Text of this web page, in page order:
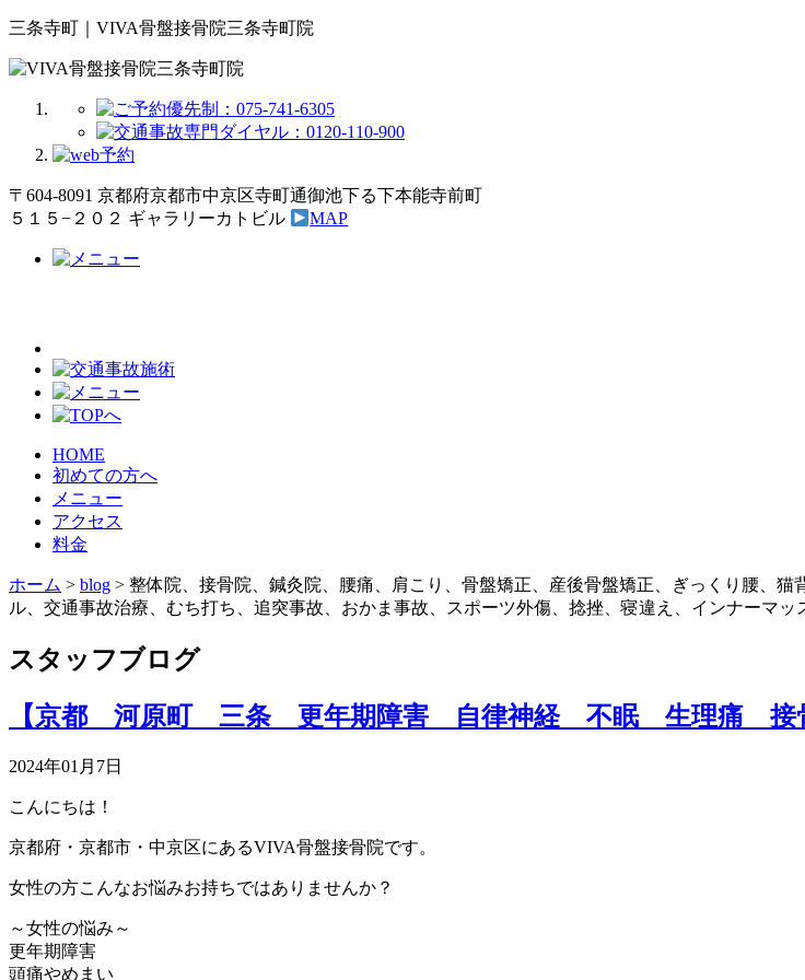
三条寺町｜VIVA骨盤接骨院三条寺町院
〒604-8091 京都府京都市中京区寺町通御池下る下本能寺前町
５１５−２０２ ギャラリーカトビル
MAP
HOME
初めての方へ
メニュー
アクセス
料金
ホーム > blog > 整体院、接骨院、鍼灸院、腰痛、肩こり、骨盤矯正、産後骨盤矯正、ぎっくり腰、
ル、交通事故治療、むち打ち、追突事故、おかま事故、スポーツ外傷、捻挫、寝違え、インナーマ
スタッフブログ
【京都 河原町 三条 更年期障害 自律神経 不眠 生理痛 接骨
2024年01月7日
こんにちは！
京都府・京都市・中京区にあるVIVA骨盤接骨院です。
女性の方こんなお悩みお持ちではありませんか？
～女性の悩み～
更年期障害
頭痛やめまい